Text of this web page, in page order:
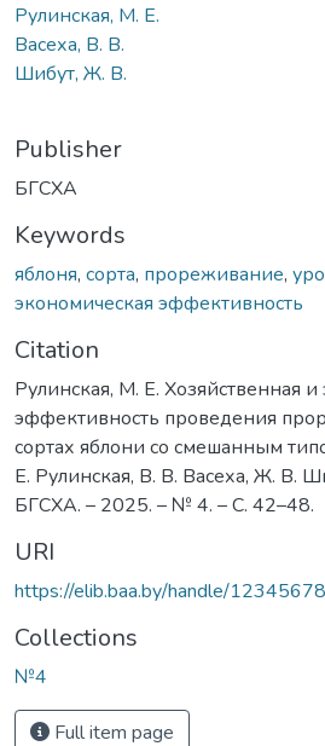
Рулинская, М. Е.
Васеха, В. В.
Шибут, Ж. В.
Publisher
БГСХА
Keywords
яблоня, сорта, прореживание,
экономическая эффективность
Citation
Рулинская, М. Е. Хозяйственная
эффективность проведения
сортах яблони со смешанным
Е. Рулинская, В. В. Васеха, Ж. В.
БГСХА. – 2025. – № 4. – С. 42–48.
URI
https://elib.baa.by/handle/
Collections
№4
Full item page